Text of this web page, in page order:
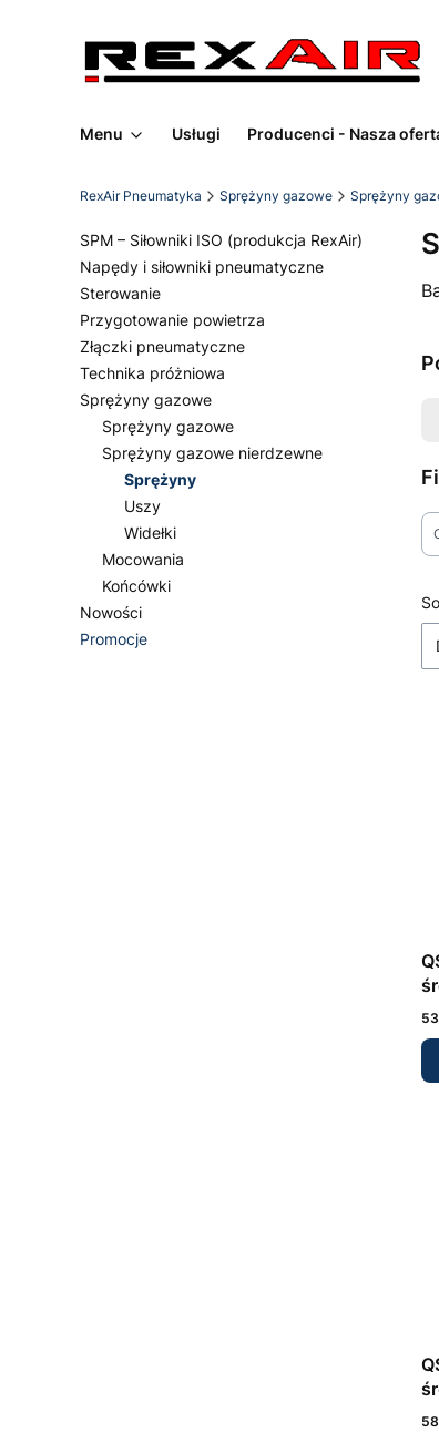
Menu Usługi Producenci - Nasza
RexAir Pneumatyka Sprężyny gazowe Sprężyny
SPM – Siłowniki ISO (produkcja RexAir)
Napędy i siłowniki pneumatyczne
Sterowanie
Przygotowanie powietrza
Złączki pneumatyczne
Technika próżniowa
Sprężyny gazowe
Sprężyny gazowe
Sprężyny gazowe nierdzewne
Sprężyny
Uszy
Widełki
Mocowania
Końcówki
Nowości
Promocje